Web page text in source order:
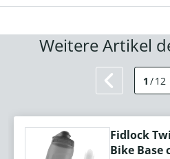
Weitere Artikel
1 /12
Fidlock
Bike Base